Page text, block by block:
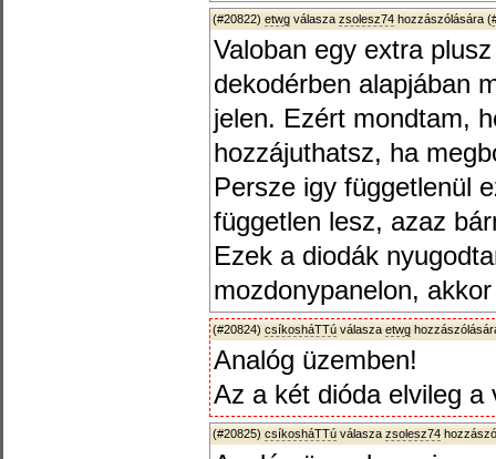
(#20822) etwg válasza zsolesz74 hozzászólására (
Valoban egy extra
dekodérben alapjában
jelen. Ezért mondtam,
hozzájuthatsz, ha
Persze igy függetlenül
független lesz, azaz
Ezek a diodák
mozdonypanelon,
(#20824) csíkosháTTú válasza etwg
Analóg üzemben!
Az a két dióda elvileg a
(#20825) csíkosháTTú válasza zsolesz74